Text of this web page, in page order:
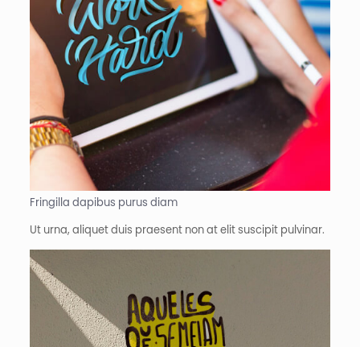
Fringilla dapibus purus diam
Ut urna, aliquet duis praesent non at elit suscipit pulvinar.